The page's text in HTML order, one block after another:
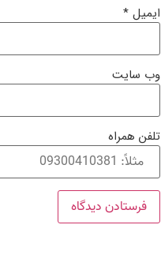
ایمیل *
وب‌ سایت
تلفن همراه